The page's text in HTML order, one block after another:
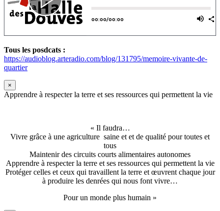
Tous les posdcats :
https://audioblog.arteradio.com/blog/131795/memoire-vivante-de-
quartier
×
Apprendre à respecter la terre et ses ressources qui permettent la vie
« Il faudra…
Vivre grâce à une agriculture saine et et de qualité pour toutes et
tous
Maintenir des circuits courts alimentaires autonomes
Apprendre à respecter la terre et ses ressources qui permettent la vie
Protéger celles et ceux qui travaillent la terre et œuvrent chaque jour
à produire les denrées qui nous font vivre…
Pour un monde plus humain »